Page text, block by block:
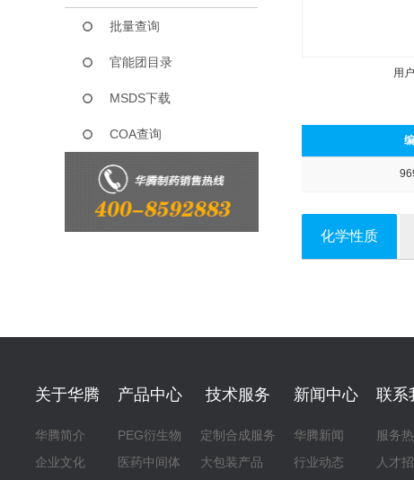
批量查询
官能团目录
MSDS下载
COA查询
用
化学性质
关于华腾
华腾简介
企业文化
产品中心
PEG衍生物
医药中间体
技术服务
定制合成服务
大包装产品
新闻中心
华腾新闻
行业动态
联系
服务
人才